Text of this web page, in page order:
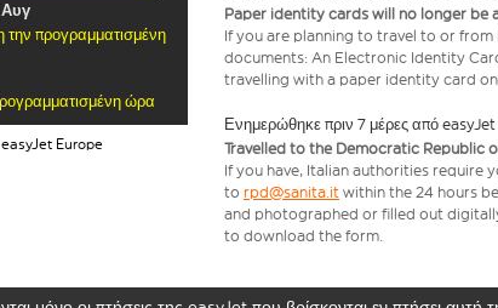
Αυγ
προγραμματισμένη
ώρα
easyJet Europe
Paper identity cards will no longer
If you are planning to travel to or
documents: An Electronic Identity
travelling with a paper identity card
Ενημερώθηκε πριν 7 μέρες από
Travelled to the Democratic Republic
If you have, Italian authorities require
to rpd@sanita.it within the 24 hours
and photographed or filled out
to download the form.